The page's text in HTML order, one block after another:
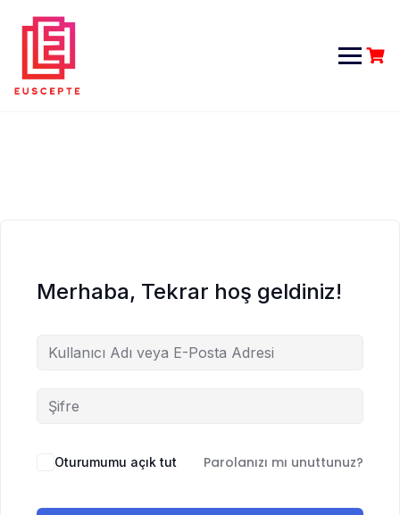
content
Merhaba, Tekrar hoş geldiniz!
Oturumumu açık tut Parolanızı mı unuttunuz?